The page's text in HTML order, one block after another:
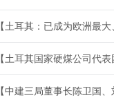
【土耳其：已成为欧洲最
【土耳其国家硬煤公司代
【中建三局董事长陈卫国